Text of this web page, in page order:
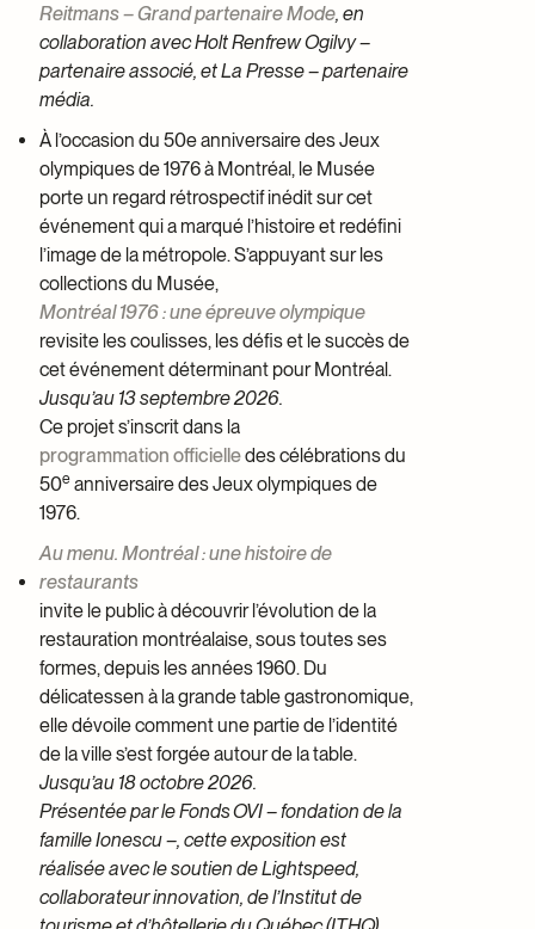
Reitmans – Grand partenaire Mode, en
collaboration avec Holt Renfrew Ogilvy –
partenaire associé, et La Presse – partenaire
média.
À l’occasion du 50e anniversaire des Jeux
olympiques de 1976 à Montréal, le Musée
porte un regard rétrospectif inédit sur cet
événement qui a marqué l’histoire et redéfini
l’image de la métropole. S’appuyant sur les
collections du Musée,
Montréal 1976 : une épreuve olympique
revisite les coulisses, les défis et le succès de
cet événement déterminant pour Montréal.
Jusqu’au 13 septembre 2026.
Ce projet s’inscrit dans la
programmation officielledes célébrations du
50e anniversaire des Jeux olympiques de
1976.
Au menu. Montréal : une histoire de
restaurants
invite le public à découvrir l’évolution de la
restauration montréalaise, sous toutes ses
formes, depuis les années 1960. Du
délicatessen à la grande table gastronomique,
elle dévoile comment une partie de l’identité
de la ville s’est forgée autour de la table.
Jusqu’au 18 octobre 2026.
Présentée par le Fonds OVI – fondation de la
famille Ionescu –, cette exposition est
réalisée avec le soutien de Lightspeed,
collaborateur innovation, de l’Institut de